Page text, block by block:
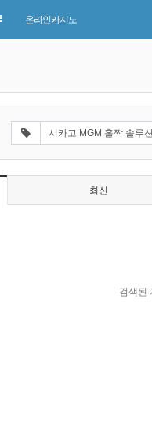
Toggle온라인카지노
최신
검색된